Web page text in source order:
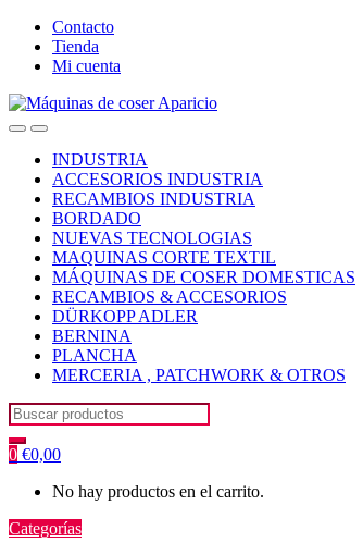
Skip
navigation
Skip
content
Contacto
Tienda
Mi cuenta
OpenClose
INDUSTRIA
ACCESORIOS INDUSTRIA
RECAMBIOS INDUSTRIA
BORDADO
NUEVAS TECNOLOGIAS
MAQUINAS CORTE TEXTIL
MÁQUINAS DE COSER DOMESTICAS
RECAMBIOS & ACCESORIOS
DÜRKOPP ADLER
BERNINA
PLANCHA
MERCERIA , PATCHWORK & OTROS
Search
for:
0 €0,00
No hay productos en el carrito.
Categorías